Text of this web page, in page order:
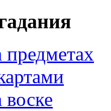
предметах
воске